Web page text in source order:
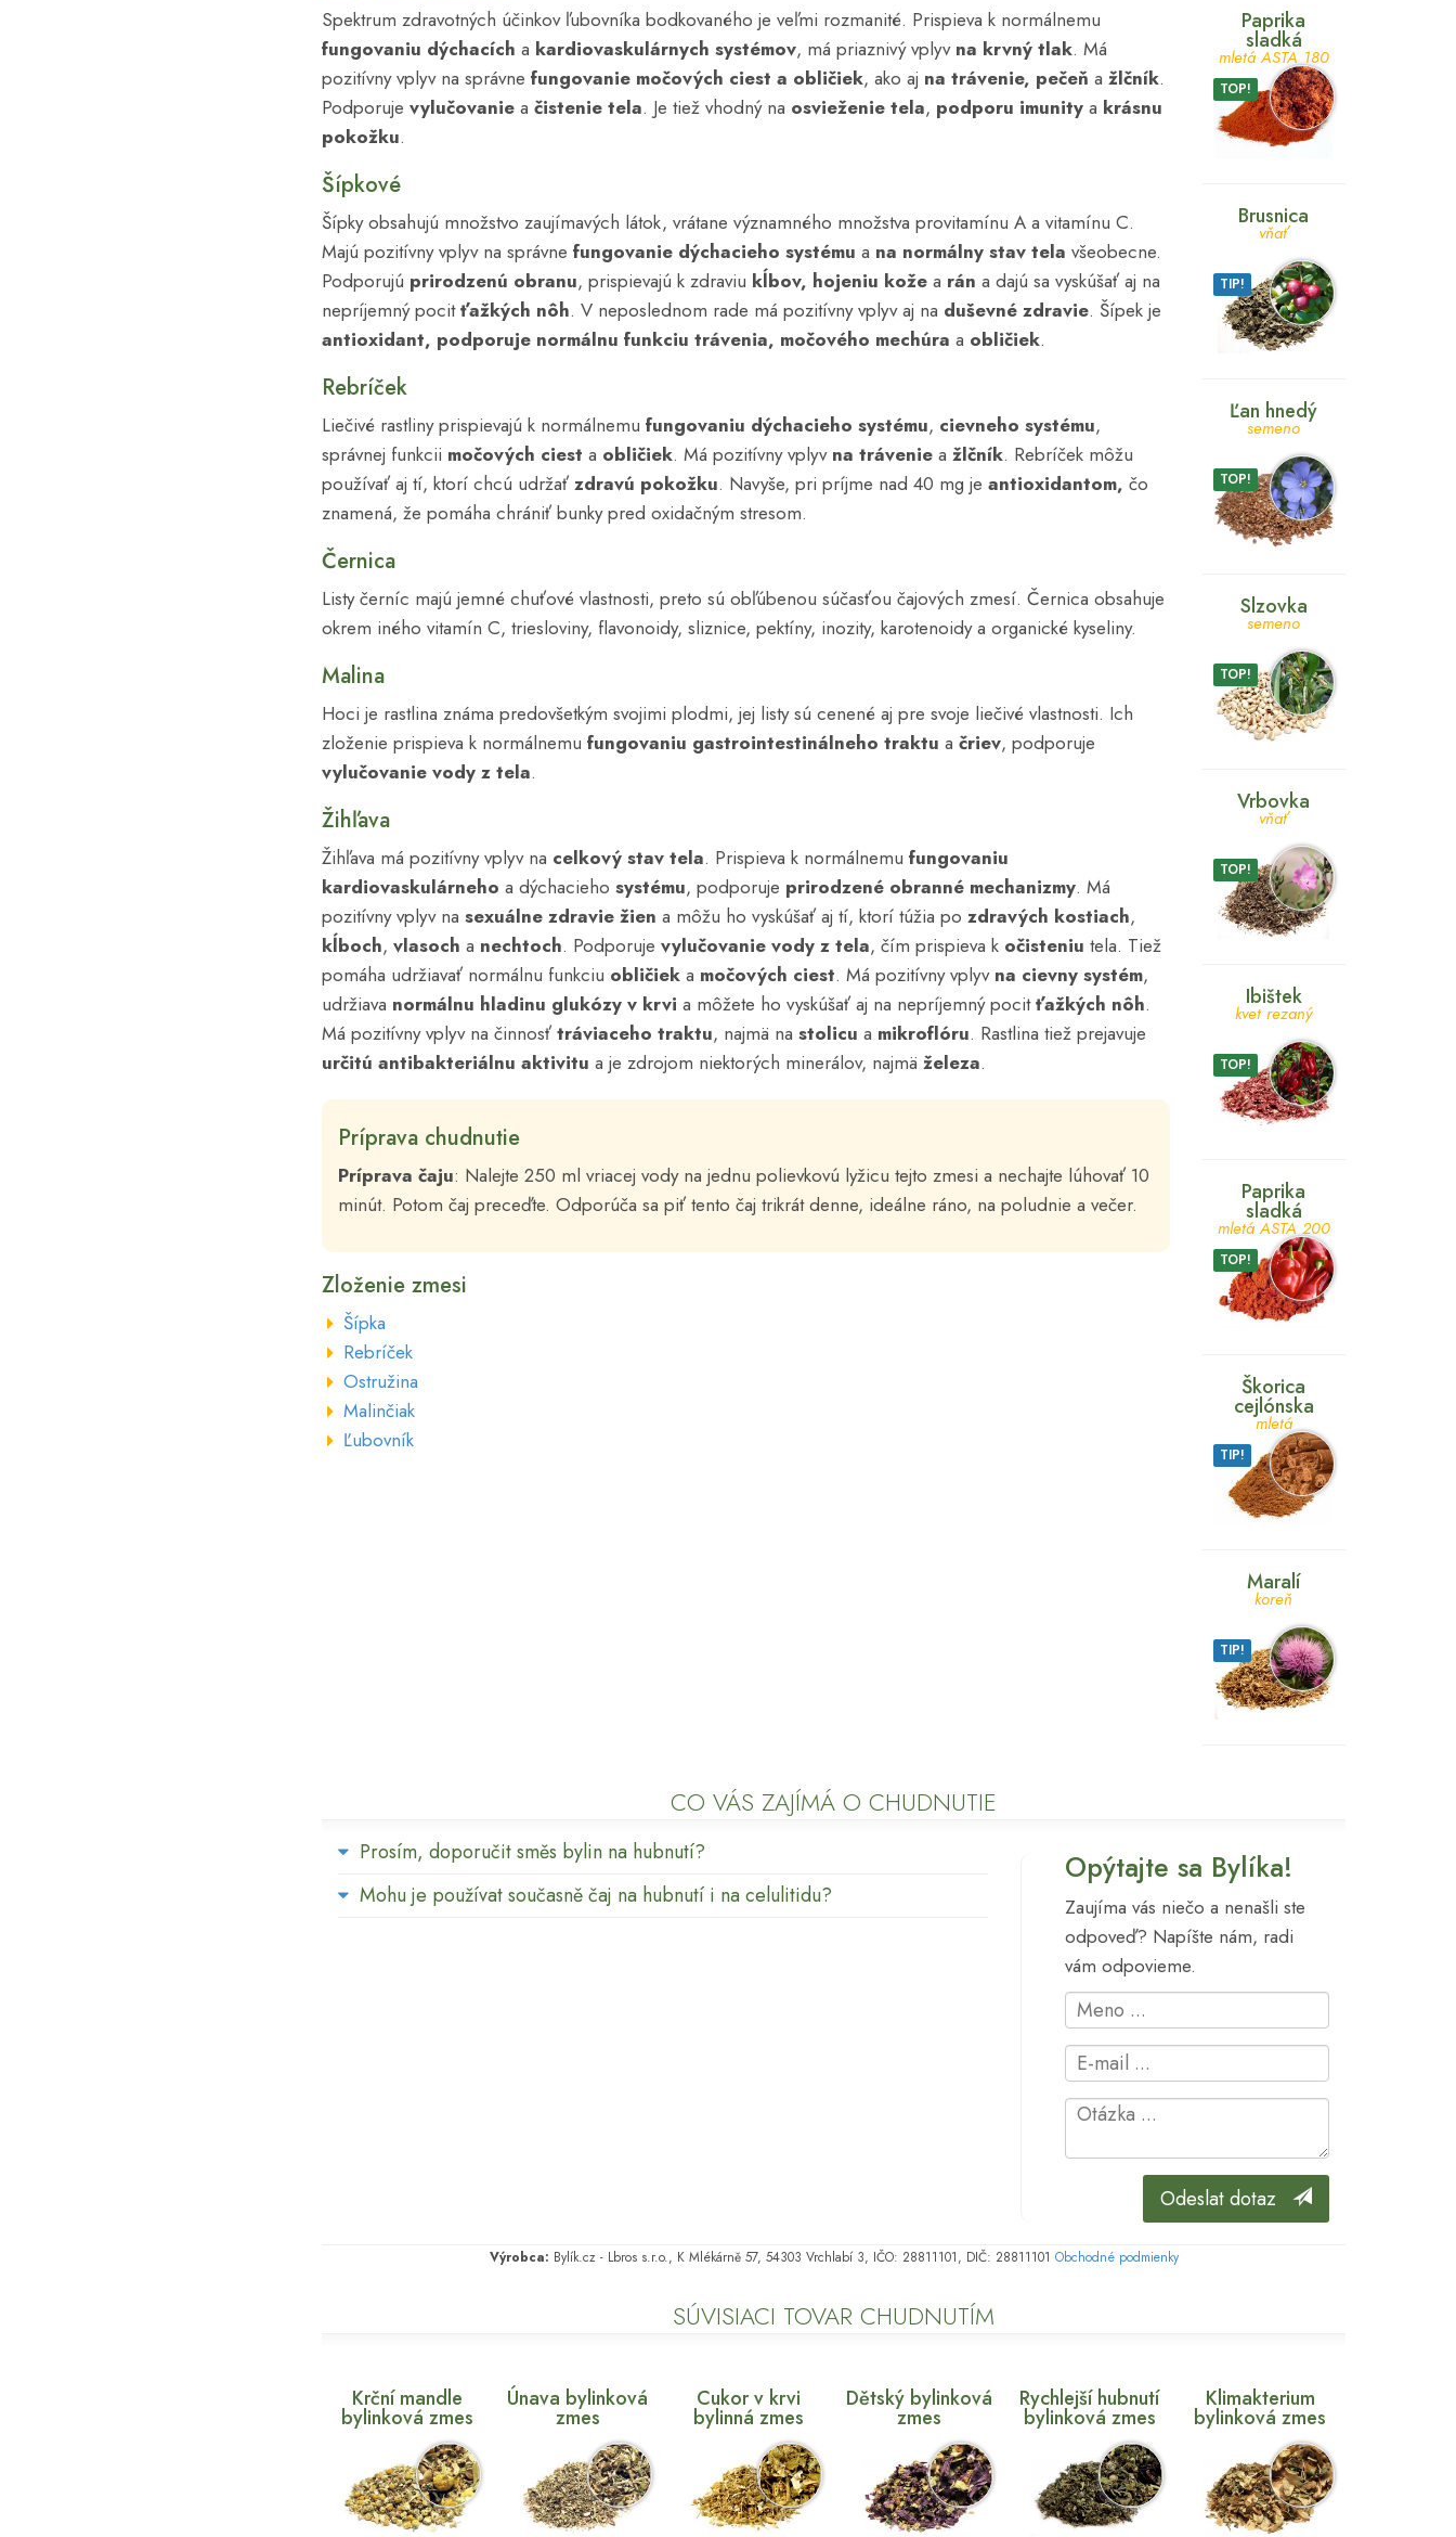
Spektrum zdravotných účinkov ľubovníka bodkovaného je veľmi rozmanité. Prispieva k normálnemu
fungovaniu dýchacích a kardiovaskulárnych systémov, má priaznivý vplyv na krvný tlak. Má
pozitívny vplyv na správne fungovanie močových ciest a obličiek, ako aj na trávenie, pečeň a žlčník.
Podporuje vylučovanie a čistenie tela. Je tiež vhodný na osvieženie tela, podporu imunity a krásnu
pokožku.
Šípkové
Šípky obsahujú množstvo zaujímavých látok, vrátane významného množstva provitamínu A a vitamínu C.
Majú pozitívny vplyv na správne fungovanie dýchacieho systému a na normálny stav tela všeobecne.
Podporujú prirodzenú obranu, prispievajú k zdraviu kĺbov, hojeniu kože a rán a dajú sa vyskúšať aj na
nepríjemný pocitťažkých nôh. V neposlednom rade má pozitívny vplyv aj na duševné zdravie. Šípek je
antioxidant, podporuje normálnu funkciu trávenia, močového mechúra a obličiek.
Rebríček
Liečivé rastliny prispievajú k normálnemu fungovaniu dýchacieho systému, cievneho systému,
správnej funkcii močových ciest a obličiek. Má pozitívny vplyv na trávenie a žlčník. Rebríček môžu
používať aj tí, ktorí chcú udržať zdravú pokožku. Navyše, pri príjme nad 40 mg je antioxidantom, čo
znamená, že pomáha chrániť bunky pred oxidačným stresom.
Černica
Listy černíc majú jemné chuťové vlastnosti, preto sú obľúbenou súčasťou čajových zmesí. Černica obsahuje
okrem iného vitamín C, triesloviny, flavonoidy, sliznice, pektíny, inozity, karotenoidy a organické kyseliny.
Malina
Hoci je rastlina známa predovšetkým svojimi plodmi, jej listy sú cenené aj pre svoje liečivé vlastnosti. Ich
zloženie prispieva k normálnemu fungovaniu gastrointestinálneho traktu a čriev, podporuje
vylučovanie vody z tela.
Žihľava
Žihľava má pozitívny vplyv na celkový stav tela. Prispieva k normálnemu fungovaniu
kardiovaskulárneho a dýchacieho systému, podporuje prirodzené obranné mechanizmy. Má
pozitívny vplyv na sexuálne zdravie žien a môžu ho vyskúšať aj tí, ktorí túžia po zdravých kostiach,
kĺboch, vlasoch a nechtoch. Podporuje vylučovanie vody z tela, čím prispieva k očisteniu tela. Tiež
pomáha udržiavať normálnu funkciu obličiek a močových ciest. Má pozitívny vplyv na cievny systém,
udržiava normálnu hladinu glukózy v krvi a môžete ho vyskúšať aj na nepríjemný pocitťažkých nôh.
Má pozitívny vplyv na činnosť tráviaceho traktu, najmä na stolicu a mikroflóru. Rastlina tiež prejavuje
určitú antibakteriálnu aktivitu a je zdrojom niektorých minerálov, najmä železa.
Príprava chudnutie
Príprava čaju: Nalejte 250 ml vriacej vody na jednu polievkovú lyžicu tejto zmesi a nechajte lúhovať 10
minút. Potom čaj preceďte. Odporúča sa piť tento čaj trikrát denne, ideálne ráno, na poludnie a večer.
Zloženie zmesi
Šípka
Rebríček
Ostružina
Malinčiak
Ľubovník
Paprika
sladká
mletá ASTA 180
TOP!
Brusnica
vňať
TIP!
Ľan hnedý
semeno
TOP!
Slzovka
semeno
TOP!
Vrbovka
vňať
TOP!
Ibištek
kvet rezaný
TOP!
Paprika
sladká
mletá ASTA 200
TOP!
Škorica
cejlónska
mletá
TIP!
Maralí
koreň
TIP!
CO VÁS ZAJÍMÁ O CHUDNUTIE
Prosím, doporučit směs bylin na hubnutí?
Mohu je používat současně čaj na hubnutí i na celulitidu?
Opýtajte sa Bylíka!
Zaujíma vás niečo a nenašli ste
odpoveď? Napíšte nám, radi
vám odpovieme.
Odeslat dotaz
Výrobca: Bylík.cz - Lbros s.r.o., K Mlékárně 57, 54303 Vrchlabí 3, IČO: 28811101, DIČ: 28811101 Obchodné podmienky
SÚVISIACI TOVAR CHUDNUTÍM
Krční mandle
bylinková zmes
Únava bylinková
zmes
Cukor v krvi
bylinná zmes
Dětský bylinková
zmes
Rychlejší hubnutí
bylinková zmes
Klimakterium
bylinková zmes